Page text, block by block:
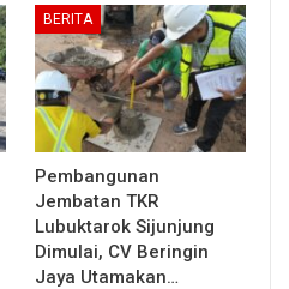
BERITA
Pembangunan
Jembatan TKR
Lubuktarok Sijunjung
Dimulai, CV Beringin
Jaya Utamakan…